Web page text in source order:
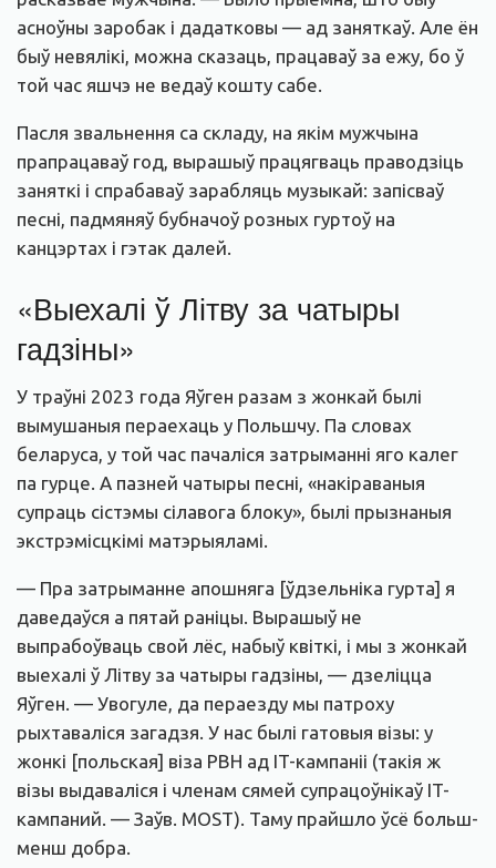
асноўны заробак і дадатковы — ад заняткаў. Але ён
быў невялікі, можна сказаць, працаваў за ежу, бо ў
той час яшчэ не ведаў кошту сабе.
Пасля звальнення са складу, на якім мужчына
прапрацаваў год, вырашыў працягваць праводзіць
заняткі і спрабаваў зарабляць музыкай: запісваў
песні, падмяняў бубначоў розных гуртоў на
канцэртах і гэтак далей.
«Выехалі ў Літву за чатыры
гадзіны»
У траўні 2023 года Яўген разам з жонкай былі
вымушаныя пераехаць у Польшчу. Па словах
беларуса, у той час пачаліся затрыманні яго калег
па гурце. А пазней чатыры песні, «накіраваныя
супраць сістэмы сілавога блоку», былі прызнаныя
экстрэмісцкімі матэрыяламі.
— Пра затрыманне апошняга [ўдзельніка гурта] я
даведаўся а пятай раніцы. Вырашыў не
выпрабоўваць свой лёс, набыў квіткі, і мы з жонкай
выехалі ў Літву за чатыры гадзіны, — дзеліцца
Яўген. — Увогуле, да пераезду мы патроху
рыхтаваліся загадзя. У нас былі гатовыя візы: у
жонкі [польская] віза PBH ад IT-кампаніі (такія ж
візы выдаваліся і членам сямей супрацоўнікаў IT-
кампаний. — Заўв. MOST). Таму прайшло ўсё больш-
менш добра.